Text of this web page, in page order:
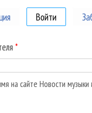
Войти
*
на сайте Новости музыки